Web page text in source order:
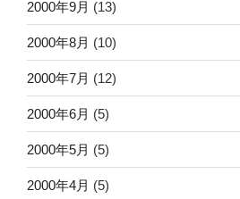
2000年9月 (13)
2000年8月 (10)
2000年7月 (12)
2000年6月 (5)
2000年5月 (5)
2000年4月 (5)